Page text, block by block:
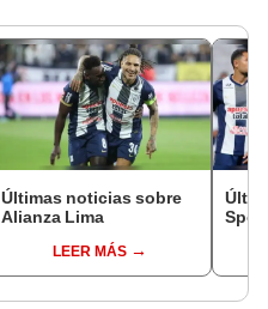
Últimas noticias sobre
Alianza Lima
LEER MÁS